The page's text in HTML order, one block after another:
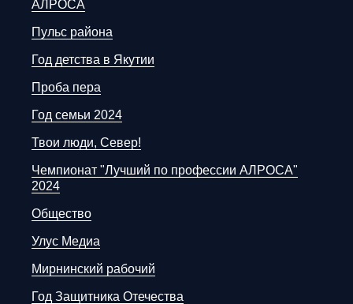
АЛРОСА
Пульс района
Год детства в Якутии
Проба пера
Год семьи 2024
Твои люди, Север!
Чемпионат "Лучший по профессии АЛРОСА"
2024
Общество
Улус Медиа
Мирнинский рабочий
Год Защитника Отечества